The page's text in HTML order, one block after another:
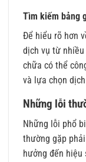
Tìm kiếm bảng
Để hiểu rõ hơn
dịch vụ từ
chữa có thể
và lựa chọn
Những lỗi
Những lỗi phổ
thường gặp
hưởng đến